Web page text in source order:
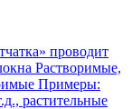
проводит
Растворимые,
Примеры:
растительные